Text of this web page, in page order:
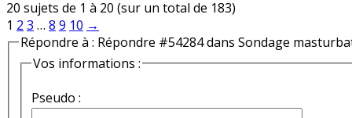
20 sujets de 1 à 20 (sur un total de 183)
1 2 3 … 8 9 10 →
Répondre à : Répondre #54284 dans Sondage
Vos informations :
Pseudo :